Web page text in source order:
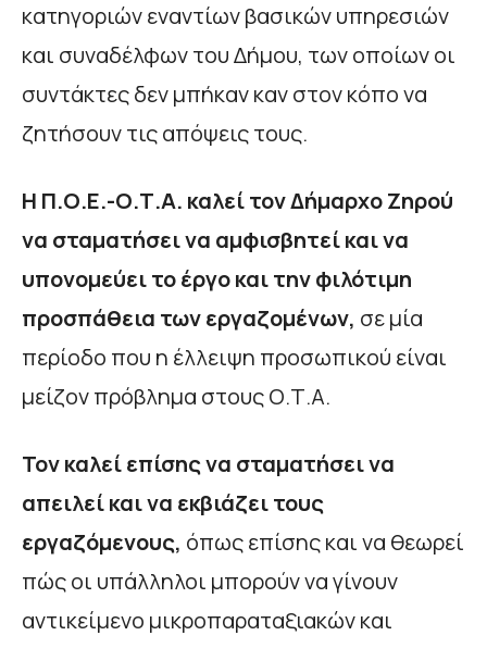
κατηγοριών εναντίων βασικών υπηρεσιών
και συναδέλφων του Δήμου, των οποίων οι
συντάκτες δεν μπήκαν καν στον κόπο να
ζητήσουν τις απόψεις τους.
Η Π.Ο.Ε.-Ο.Τ.Α. καλεί τον Δήμαρχο Ζηρού
να σταματήσει να αμφισβητεί και να
υπονομεύει το έργο και την φιλότιμη
προσπάθεια των εργαζομένων, σε μία
περίοδο που η έλλειψη προσωπικού είναι
μείζον πρόβλημα στους Ο.Τ.Α.
Τον καλεί επίσης να σταματήσει να
απειλεί και να εκβιάζει τους
εργαζόμενους, όπως επίσης και να θεωρεί
πώς οι υπάλληλοι μπορούν να γίνουν
αντικείμενο μικροπαραταξιακών και